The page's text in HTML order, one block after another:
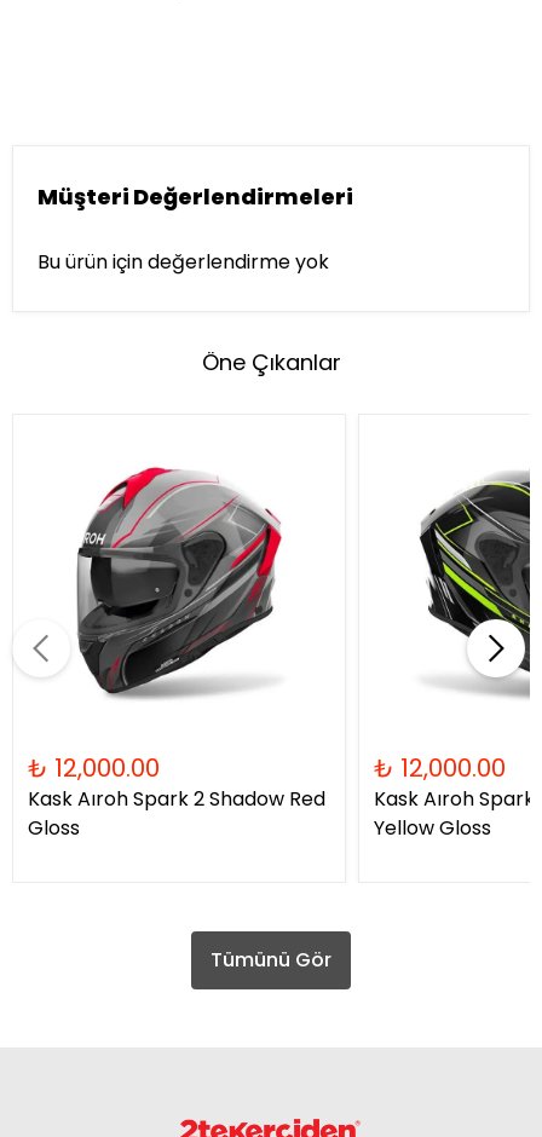
Müşteri Değerlendirmeleri
Bu ürün için değerlendirme yok
Öne Çıkanlar
₺ 12,000.00
Kask Aıroh Spark 2 Shadow Red
Gloss
₺ 12,000.00
Kask Aıroh
Yellow Gloss
Tümünü Gör